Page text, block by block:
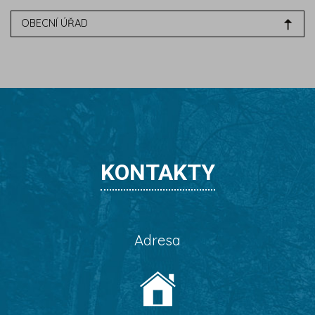
OBECNÍ ÚŘAD
KONTAKTY
Adresa